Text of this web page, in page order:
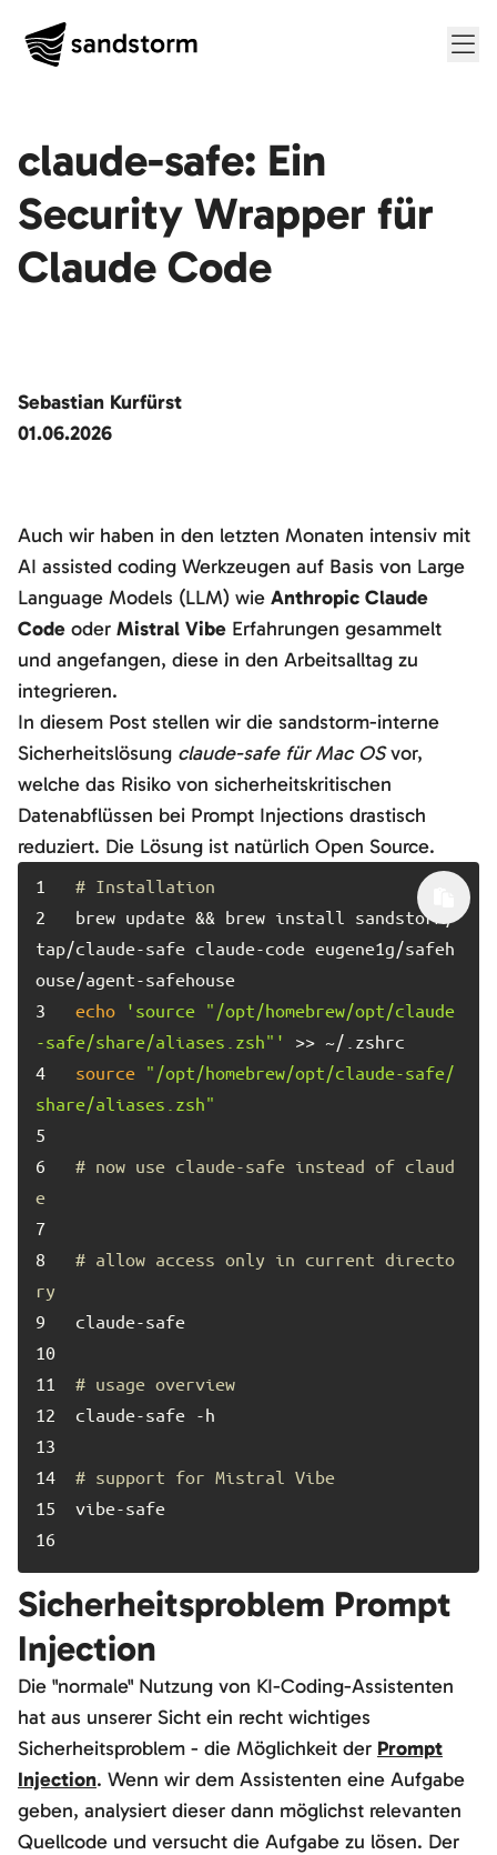
claude-safe: Ein
Security Wrapper für
Claude Code
Sebastian Kurfürst
01.06.2026
Auch wir haben in den letzten Monaten intensiv mit
AI assisted coding Werkzeugen auf Basis von Large
Language Models (LLM) wie Anthropic Claude
Code oder Mistral Vibe Erfahrungen gesammelt
und angefangen, diese in den Arbeitsalltag zu
integrieren.
In diesem Post stellen wir die sandstorm-interne
Sicherheitslösung claude-safe für Mac OSvor,
welche das Risiko von sicherheitskritischen
Datenabflüssen bei Prompt Injections drastisch
reduziert. Die Lösung ist natürlich Open Source.
# Installation
brew update && brew install sandstorm/
tap/claude-safe claude-code eugene1g/safeh
echo
'source "/opt/homebrew/opt/claude
-safe/share/aliases.zsh"'
source "/opt/homebrew/opt/claude-safe/
share/aliases.zsh"
# now use claude-safe instead of claud
e
# allow access only in current directo
ry
# usage overview
# support for Mistral Vibe
Sicherheitsproblem Prompt
Injection
Die "normale" Nutzung von KI-Coding-Assistenten
hat aus unserer Sicht ein recht wichtiges
Sicherheitsproblem - die Möglichkeit der Prompt
Injection. Wenn wir dem Assistenten eine Aufgabe
geben, analysiert dieser dann möglichst relevanten
Quellcode und versucht die Aufgabe zu lösen. Der